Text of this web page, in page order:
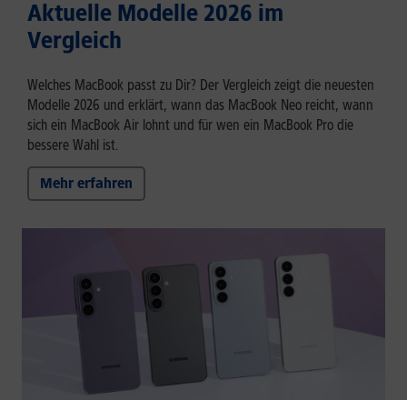
Aktuelle Modelle 2026 im
Vergleich
Welches MacBook passt zu Dir? Der Vergleich zeigt die neuesten
Modelle 2026 und erklärt, wann das MacBook Neo reicht, wann
sich ein MacBook Air lohnt und für wen ein MacBook Pro die
bessere Wahl ist.
Mehr erfahren